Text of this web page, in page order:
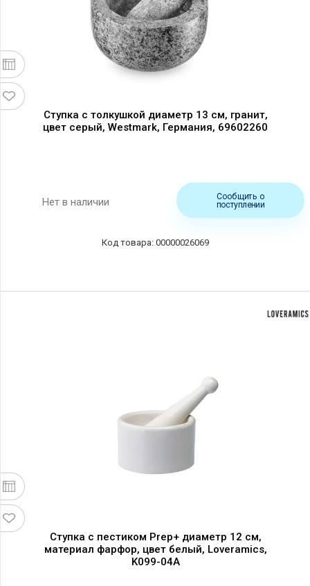
Ступка с толкушкой диаметр 13 см, гранит,
цвет серый, Westmark, Германия, 69602260
Нет в наличии
Сообщить о
поступлении
00000026069
Ступка с пестиком Prep+ диаметр 12 см,
материал фарфор, цвет белый, Loveramics,
K099-04A